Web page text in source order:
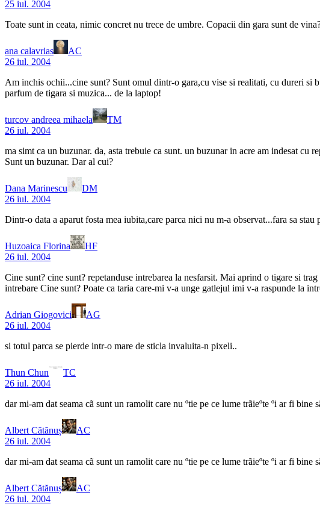
25 iul. 2004
Toate sunt in ceata, nimic concret nu trece de umbre. Copacii din gara sunt de
ana calavrias
AC
26 iul. 2004
Am inchis ochii...cine sunt? Sunt omul dintr-o gara,cu vise si realitati, cu dureri
parfum de tigara si muzica... de la laptop!
turcov andreea mihaela
TM
26 iul. 2004
ma simt ca un buzunar. da, asta trebuie ca sunt. un buzunar in acre am indesat
Sunt un buzunar. Dar al cui?
Dana Marinescu
DM
26 iul. 2004
Dintr-o data a aparut fosta mea iubita,care parca nici nu m-a observat...fara sa
Huzoaica Florina
HF
26 iul. 2004
Cine sunt? cine sunt? repetanduse intrebarea la nesfarsit. Mai aprind o tigare si
intrebare Cine sunt? Poate ca taria care-mi v-a unge gatlejul imi v-a raspunde la
Adrian Giogovici
AG
26 iul. 2004
si totul parca se pierde intr-o mare de sticla invaluita-n pixeli..
Thun Chun
TC
26 iul. 2004
dar mi-am dat seama cã sunt un ramolit care nu ºtie pe ce lume trãieºte ºi ar fi
Albert Cătănuș
AC
26 iul. 2004
dar mi-am dat seama cã sunt un ramolit care nu ºtie pe ce lume trãieºte ºi ar fi
Albert Cătănuș
AC
26 iul. 2004